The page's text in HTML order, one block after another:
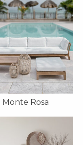
Monte Rosa